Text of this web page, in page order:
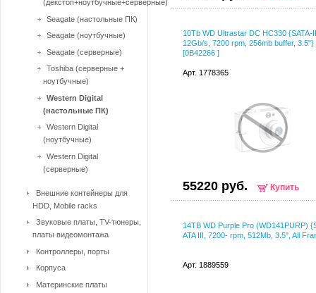
10Tb WD Ultrastar DC HC330 {SATA-
12Gb/s, 7200 rpm, 256mb buffer, 3.5"}
[0B42266 ]
Арт. 1778365
55220 руб. Купить
14TB WD Purple Pro (WD141PURP)
ATA III, 7200- rpm, 512Mb, 3.5", All
Арт. 1889559
(декстоп+ноутбучные+серверные)
Seagate (настольные ПК)
Seagate (ноутбучные)
Seagate (серверные)
Toshiba (серверные +
ноутбучные)
Western Digital
(настольные ПК)
Western Digital
(ноутбучные)
Western Digital
(серверные)
Внешние контейнеры для
HDD, Mobile racks
Звуковые платы, TV-тюнеры,
платы видеомонтажа
Контроллеры, порты
Корпуса
Материнские платы